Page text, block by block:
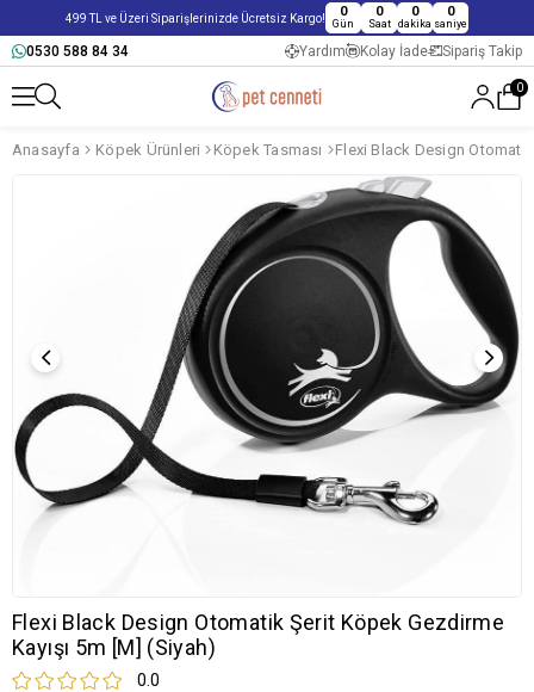
499 TL ve Üzeri Siparişlerinizde Ücretsiz Kargo! 0
Gün
0
Saat
0
dakika
0
saniye
0530 588 84 34 Yardım Kolay İade Sipariş Takip
0
Anasayfa Köpek Ürünleri Köpek Tasması
Flexi Black Design Otomatik Şerit Köpek Gezdirme
Kayışı 5m [M] (Siyah)
0.0